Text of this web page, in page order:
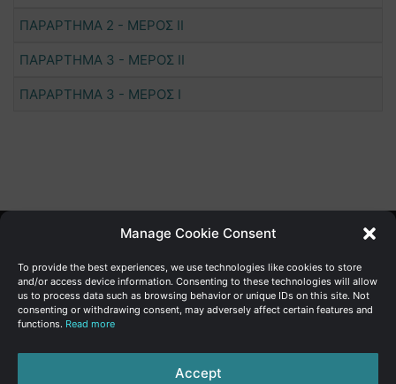
Manage Cookie Consent
To provide the best experiences, we use technologies like cookies to store
and/or access device information. Consenting to these technologies will allow
us to process data such as browsing behavior or unique IDs on this site. Not
consenting or withdrawing consent, may adversely affect certain features and
functions. Read more
Accept
ΠΑΡΑΡΤΗΜΑ 2 - ΜΕΡΟΣ ΙΙ
ΠΑΡΑΡΤΗΜΑ 3 - ΜΕΡΟΣ ΙΙ
ΠΑΡΑΡΤΗΜΑ 3 - ΜΕΡΟΣ Ι
Γενική Διεύθυνση Ανάπτυξης
Υπουργείο Οικονομικών | Κυπριακή Δημοκρατία
Ιστ: